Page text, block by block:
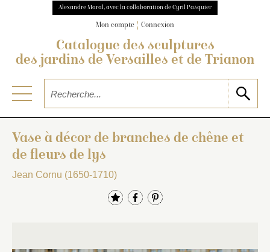
Alexandre Maral, avec la collaboration de Cyril Pasquier
Mon compte Connexion
Catalogue des sculptures
des jardins de Versailles et de Trianon
Vase à décor de branches de chêne et
de fleurs de lys
Jean Cornu (1650-1710)